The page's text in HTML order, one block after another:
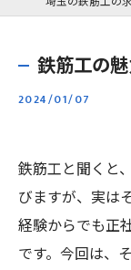
鉄筋工の
2024/01/07
鉄筋工と聞くと
びますが、実は
経験からでも正
です。今回は、